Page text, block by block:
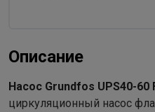
Описание
Насос Grundfos UPS40-60
циркуляционный насос